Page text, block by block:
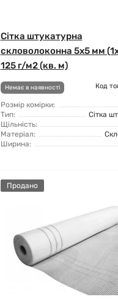
Сітка штукатурна
скловолоконна 5x5 мм
125 г/м2 (кв. м)
Немає в наявності Код
Розмір комірки:
Тип:
Сітка
Щільність:
Матеріал:
Ширина:
Продано